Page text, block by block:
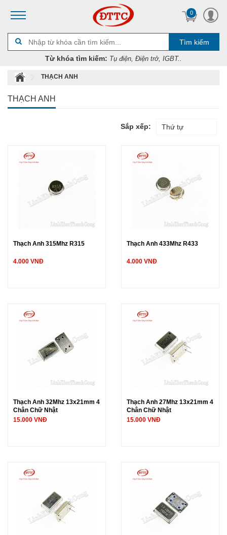
0
Tìm kiếm
Từ khóa tìm kiếm: Tụ điện, Điện trở, IGBT..
THẠCH ANH
THẠCH ANH
Sắp xếp: Thứ tự
Thạch Anh 315Mhz R315
4.000 VNĐ
Thạch Anh 433Mhz R433
4.000 VNĐ
Thạch Anh 32Mhz 13x21mm 4
Chân Chữ Nhật
15.000 VNĐ
Thạch Anh 27Mhz 13x21mm 4
Chân Chữ Nhật
15.000 VNĐ